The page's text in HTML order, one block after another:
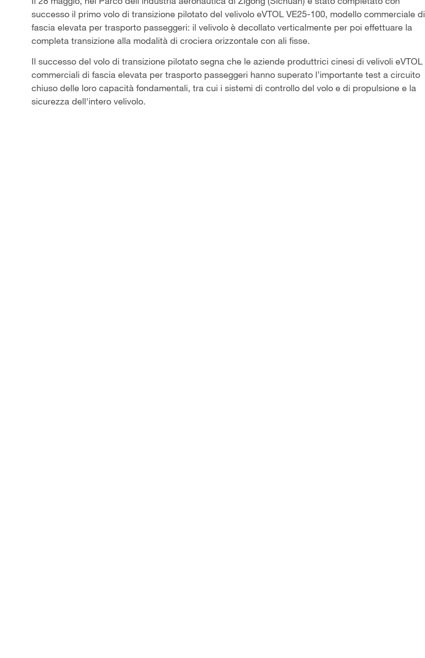
successo il primo volo di transizione pilotato del velivolo eVTOL VE25-100, modello commerciale di
fascia elevata per trasporto passeggeri: il velivolo è decollato verticalmente per poi effettuare la
completa transizione alla modalità di crociera orizzontale con ali fisse.
Il successo del volo di transizione pilotato segna che le aziende produttrici cinesi di velivoli eVTOL
commerciali di fascia elevata per trasporto passeggeri hanno superato l’importante test a circuito
chiuso delle loro capacità fondamentali, tra cui i sistemi di controllo del volo e di propulsione e la
sicurezza dell'intero velivolo.